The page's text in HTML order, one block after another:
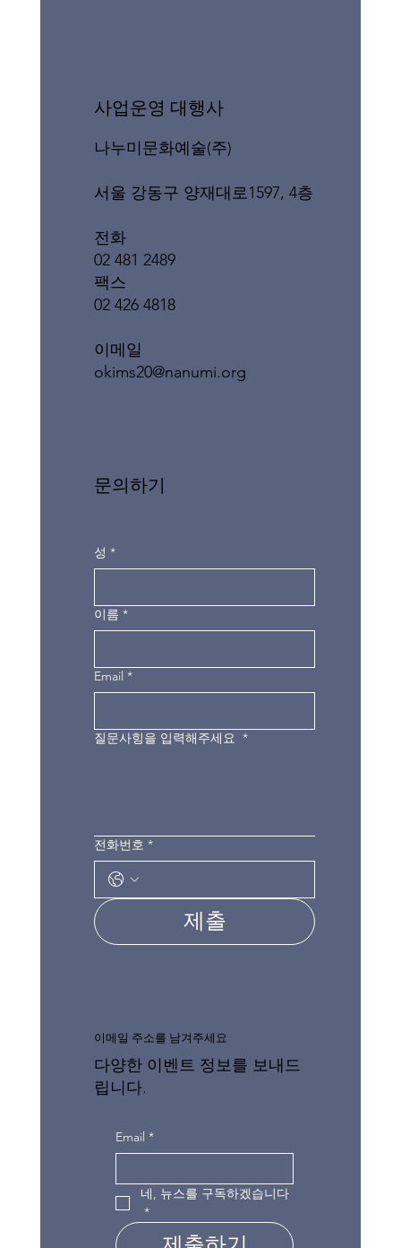
​사업운영 대행사
나누미문화예술(주)
서울 강동구 양재대로1597, 4층
전화
02 481 2489
팩스
02 426 4818
이메일
okims20@nanumi.org
이메일 주소를 남겨주세요
다양한 이벤트 정보를 보내드
립니다.
Email *
네, 뉴스를 구독하겠습니다
*
문의하기
성 *
이름 *
Email *
질문사힝을 입력해주세요 *
전화번호 *
제출